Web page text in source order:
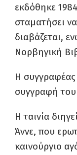
εκδόθηκε
σταματήσει
διαβάζεται,
Νορβηγική
Η
συγγραφή του
Η ταινία
Άννε, που
καινούργιο